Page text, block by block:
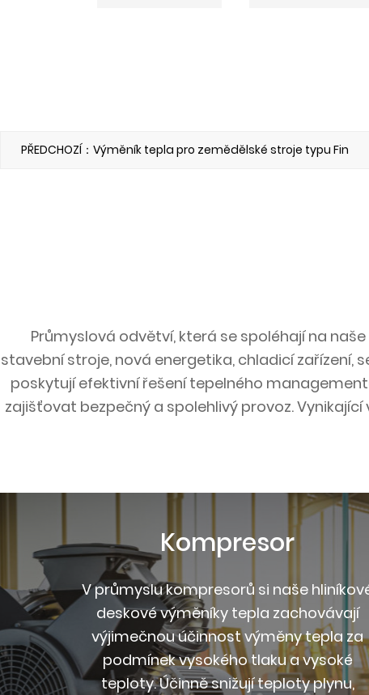
PŘEDCHOZÍ：Výměník tepla pro zemědělské stroje typu Fin
Průmyslová odvětví, která se spoléhají na
stavební stroje, nová energetika, chladicí
poskytují efektivní řešení tepelného
zajišťovat bezpečný a spolehlivý provoz.
Kompresor
V průmyslu kompresorů si naše
deskové výměníky tepla zachovávají
výjimečnou účinnost výměny tepla za
podmínek vysokého tlaku a vysoké
teploty. Účinně snižují teploty plynu,